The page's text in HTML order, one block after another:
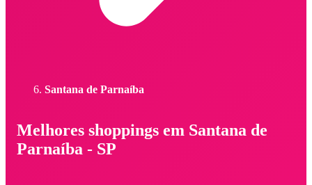
Santana de Parnaíba
Melhores shoppings em Santana de
Parnaíba - SP